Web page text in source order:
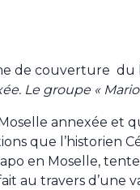
de couverture du
Le groupe « Mario
annexée et
que l’historien
en Moselle,
au travers d’une